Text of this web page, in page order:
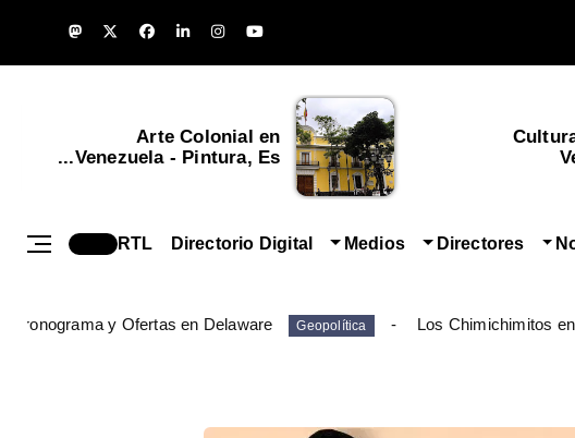
Arte Colonial en
Venezuela - Pintura, Es...
Directores
Medios
Directorio Digital
RTL
Los Chimichimitos
Geopolítica
Cronograma y Ofertas en Delaware